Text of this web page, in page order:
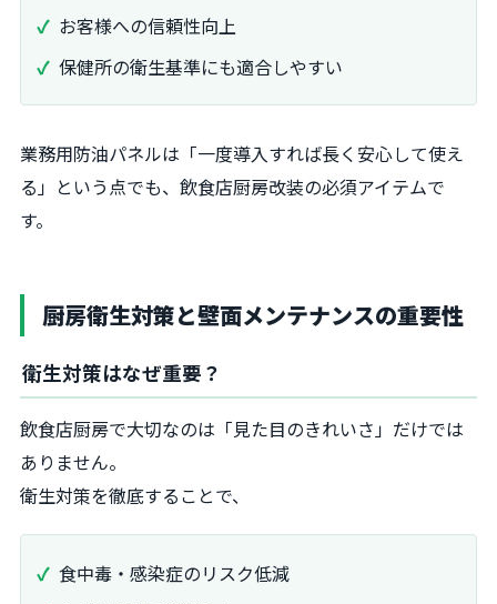
お客様への信頼性向上
保健所の衛生基準にも適合しやすい
業務用防油パネルは「一度導入すれば長く安心して使え
る」という点でも、飲食店厨房改装の必須アイテムで
す。
厨房衛生対策と壁面メンテナンスの重要性
衛生対策はなぜ重要？
飲食店厨房で大切なのは「見た目のきれいさ」だけでは
ありません。
衛生対策を徹底することで、
食中毒・感染症のリスク低減